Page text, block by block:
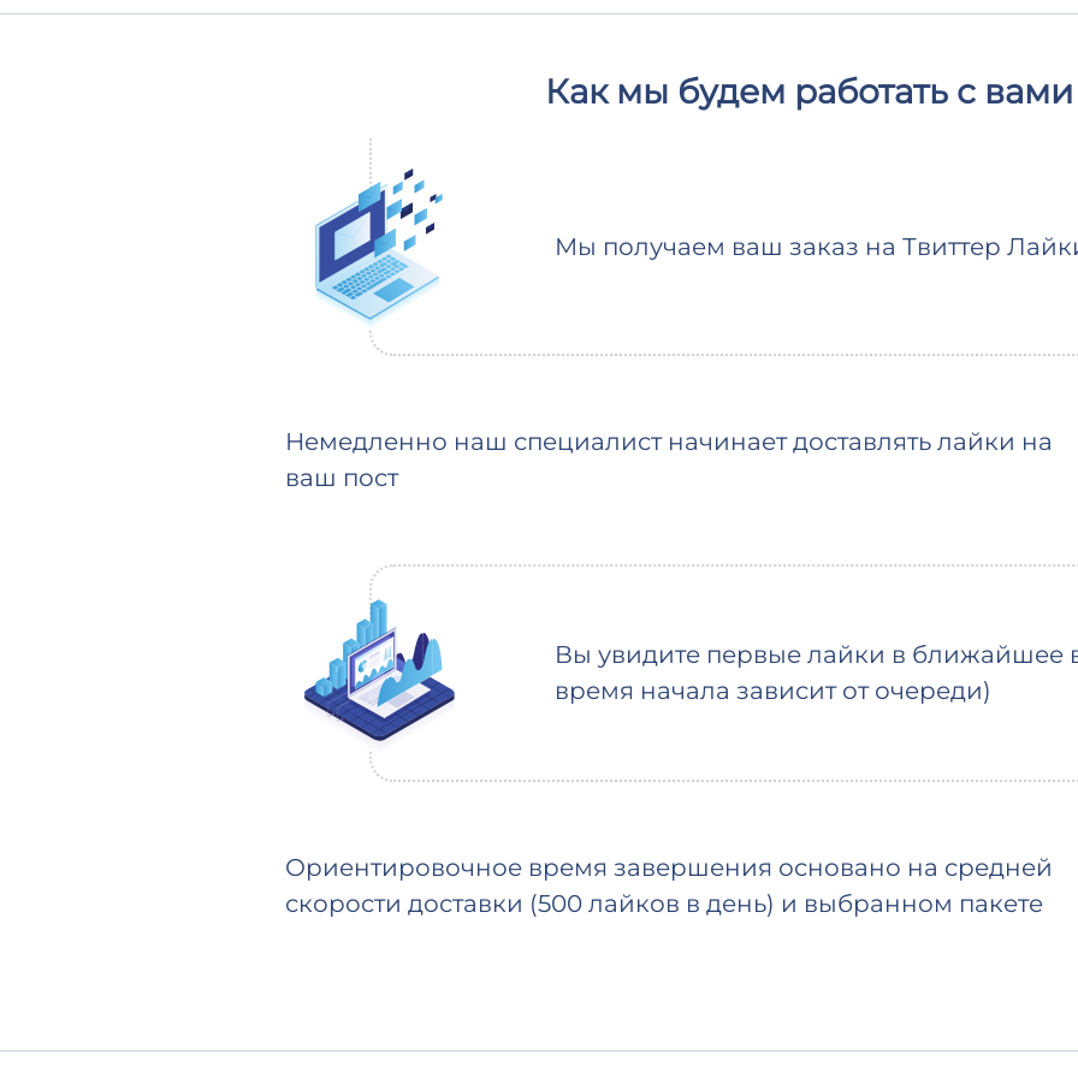
Как мы будем работать с вами
Мы получаем ваш заказ на Твиттер
Немедленно наш специалист начинает доставлять лайки на
ваш пост
Вы увидите первые лайки в ближайшее
время начала зависит от очереди)
Ориентировочное время завершения основано на средней
скорости доставки (500 лайков в день) и выбранном пакете